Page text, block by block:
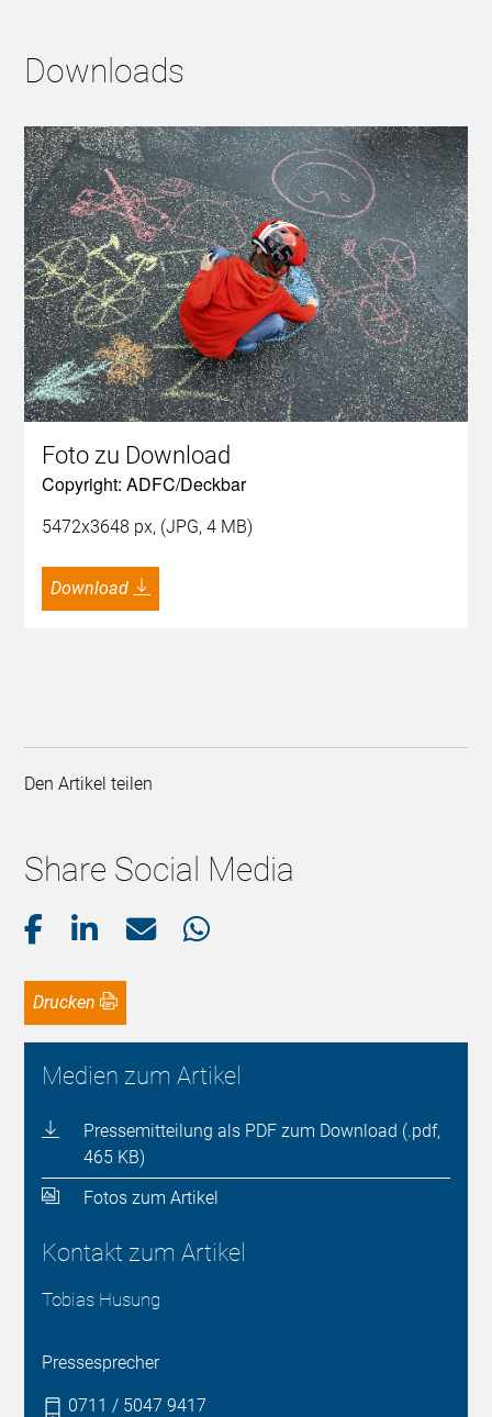
Downloads
Foto zu Download
Copyright: ADFC/Deckbar
5472x3648 px, (JPG, 4 MB)
Download
Den Artikel teilen
Share Social Media
Drucken
Medien zum Artikel
Pressemitteilung als PDF zum Download (.pdf,
465 KB)
Fotos zum Artikel
Kontakt zum Artikel
Tobias Husung
Pressesprecher
0711 / 5047 9417